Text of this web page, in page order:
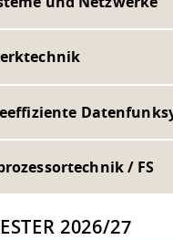
/ FS
2026/27